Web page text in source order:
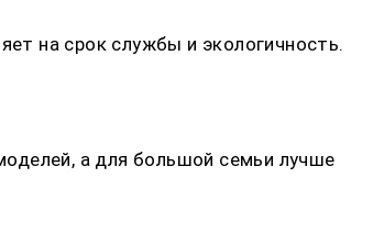
на срок службы и экологичность.
а для большой семьи лучше